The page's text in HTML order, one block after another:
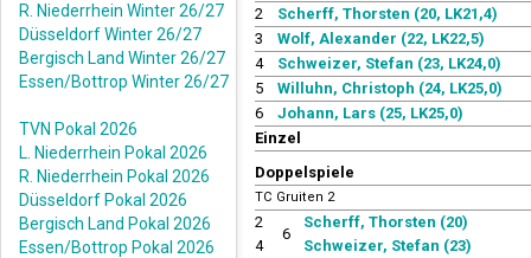
R. Niederrhein Winter 26/27
Düsseldorf Winter 26/27
Bergisch Land Winter 26/27
Essen/Bottrop Winter 26/27
TVN Pokal 2026
L. Niederrhein Pokal 2026
R. Niederrhein Pokal 2026
Düsseldorf Pokal 2026
Bergisch Land Pokal 2026
Essen/Bottrop Pokal 2026
2
Scherff, Thorsten (20, LK21,4)
3
Wolf, Alexander (22, LK22,5)
4
Schweizer, Stefan (23, LK24,0)
5
Willuhn, Christoph (24, LK25,0)
6
Johann, Lars (25, LK25,0)
Einzel
Doppelspiele
TC Gruiten 2
2
4
6
Scherff, Thorsten (20)
Schweizer, Stefan (23)